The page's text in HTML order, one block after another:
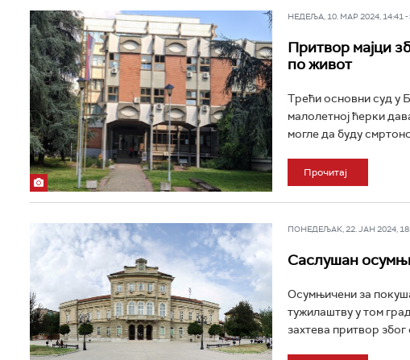
НЕДЕЉА, 10. МАР 2024, 14:41 -
Притвор мајци
по живот
Трећи основни суд у
малолетној ћерки
могле да буду
Прочитај
ПОНЕДЕЉАК, 22. ЈАН 2024,
Саслушан
Осумњичени за
тужилаштву у том
захтева притвор због